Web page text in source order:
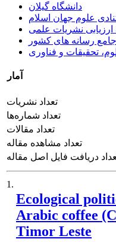
دانشگاه گیلان
علوم جهان اسلام
ارزیابی نشریات علمی
رسانه های کشور
تحقیقات و فناوری
آمار
تعداد نشریات
تعداد شماره‌ها
تعداد مقالات
تعداد مشاهده مقاله
دریافت فایل اصل مقاله
1.
Ecological
Arabic coffee
Timor Leste